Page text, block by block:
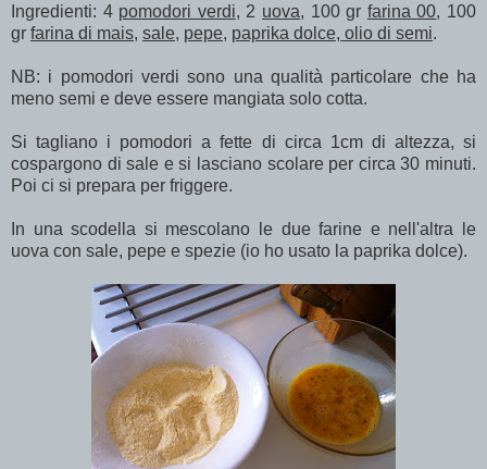
Ingredienti: 4 pomodori verdi, 2 uova, 100 gr farina 00, 100
gr farina di mais, sale, pepe, paprika dolce, olio di semi.
NB: i pomodori verdi sono una qualità particolare che ha
meno semi e deve essere mangiata solo cotta.
Si tagliano i pomodori a fette di circa 1cm di altezza, si
cospargono di sale e si lasciano scolare per circa 30 minuti.
Poi ci si prepara per friggere.
In una scodella si mescolano le due farine e nell'altra le
uova con sale, pepe e spezie (io ho usato la paprika dolce).